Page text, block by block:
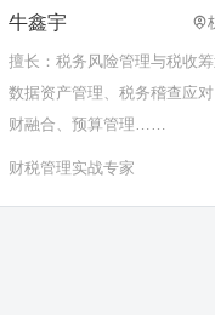
牛鑫宇
擅长：税务风险管理与税收
数据资产管理、税务稽查应
财融合、预算管理……
财税管理实战专家